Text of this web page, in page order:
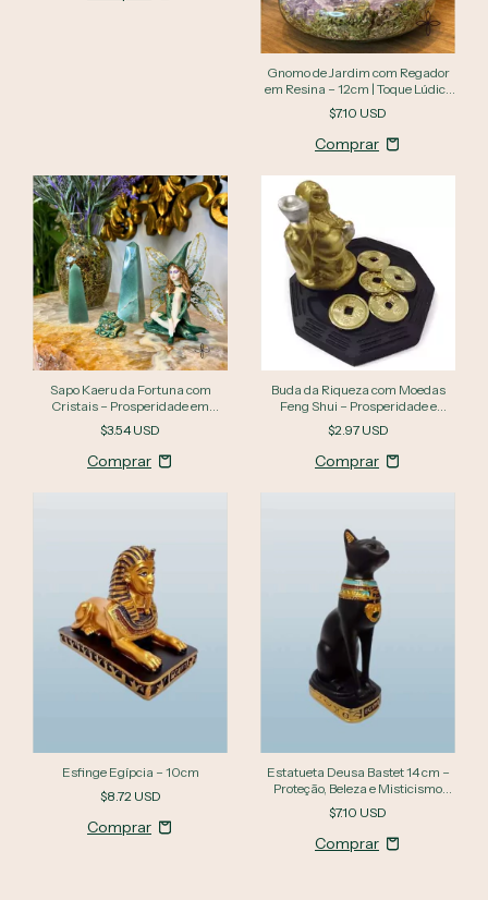
Gnomo de Jardim com Regador
em Resina – 12cm | Toque Lúdico
e Encantador na Sua Decoração
$7.10 USD
Sapo Kaeru da Fortuna com
Cristais – Prosperidade em
Miniatura | 3cm
$3.54 USD
Buda da Riqueza com Moedas
Feng Shui – Prosperidade e
Alegria ao Seu Espaço
$2.97 USD
Esfinge Egípcia – 10cm
$8.72 USD
Estatueta Deusa Bastet 14 cm –
Proteção, Beleza e Misticismo
Egípcio - (cópia)
$7.10 USD